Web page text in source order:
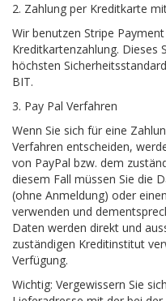
2. Zahlung per Kreditkarte
Wir benutzen Stripe
Kreditkartenzahlung. Dieses
höchsten
BIT.
3. Pay Pal Verfahren
Wenn Sie sich für eine
Verfahren entscheiden,
von PayPal bzw. dem
diesem Fall müssen Sie die
(ohne Anmeldung) oder
verwenden und
Daten werden direkt und
zuständigen Kreditinstitut
Verfügung.
Wichtig: Vergewissern Sie